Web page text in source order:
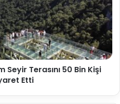
Seyir Terasını 50 Bin Kişi
Etti